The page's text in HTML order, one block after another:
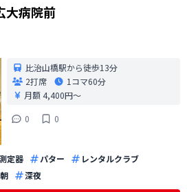
大病院前
比治山橋駅から徒歩13分
2打席
1コマ60分
月額 4,400円〜
0
0
定器 パター
レンタルクラブ
深夜